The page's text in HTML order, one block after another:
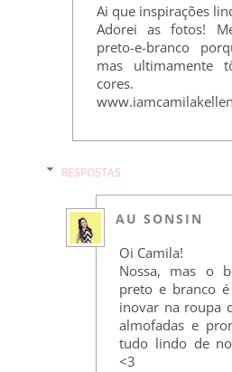
Ai que inspirações
Adorei as fotos!
preto-e-branco
mas ultimamente
cores.
RESPOSTAS
AU SONSIN
Oi Camila!
Nossa, mas o
preto e branco
inovar na roupa
almofadas e
tudo lindo de
<3